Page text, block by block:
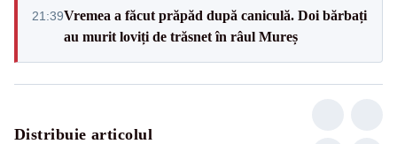
21:39Vremea a făcut prăpăd după caniculă. Doi bărbați
au murit loviți de trăsnet în râul Mureș
Distribuie articolul